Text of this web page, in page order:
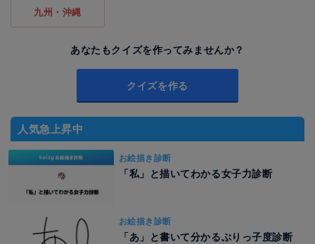
九州・沖縄
あなたもクイズを作ってみませんか？
クイズを作る
人気急上昇中
お絵描き診断
「私」と描いてわかる女子力診断
お絵描き診断
「あ」と書いて分かるぶりっ子度診断